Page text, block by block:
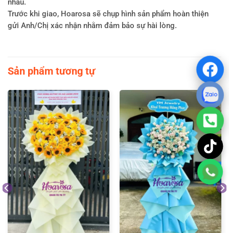
nhau.
Trước khi giao, Hoarosa sẽ chụp hình sản phẩm hoàn thiện
gửi Anh/Chị xác nhận nhằm đảm bảo sự hài lòng.
Sản phẩm tương tự